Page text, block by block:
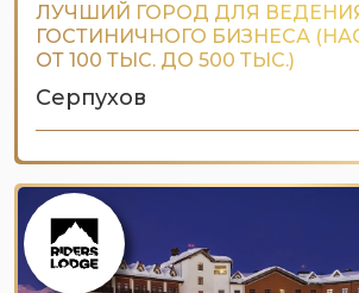
ЛУЧШИЙ ГОРОД ДЛЯ
ГОСТИНИЧНОГО БИЗНЕСА
ОТ 100 ТЫС. ДО 500 ТЫС.)
Серпухов